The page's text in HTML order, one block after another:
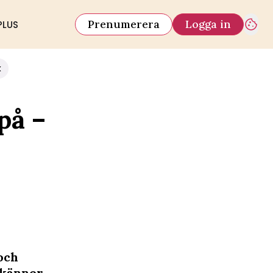
Prenumerera Logga in
–